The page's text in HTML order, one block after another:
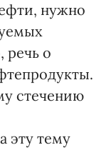
нужно
речь о
стечению
эту тему